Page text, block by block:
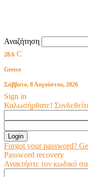
Αναζήτηση
28.6 C
Greece
Σάββατο, 8 Αυγούστου, 2026
Sign in
Καλωσήρθατε!
Forgot your password?
Password recovery
Ανακτήστε τον κωδικό